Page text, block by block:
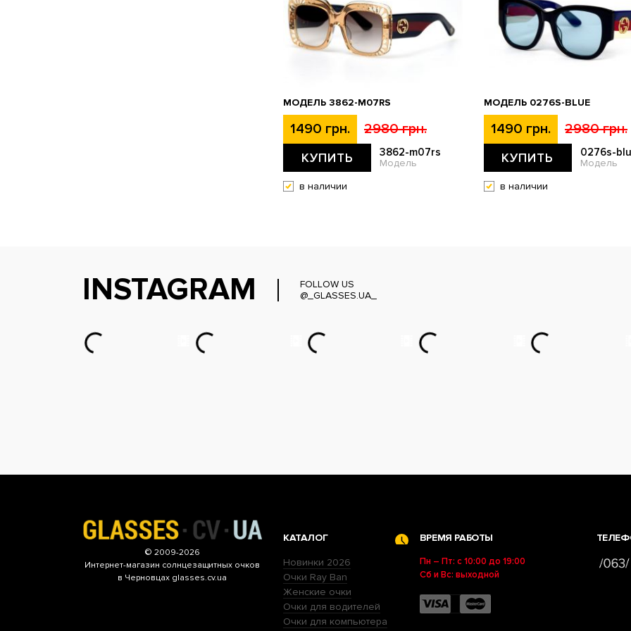
МОДЕЛЬ 3862-M07RS
1490 грн. 2980 грн.
КУПИТЬ 3862-m07rs
Модель
в наличии
МОДЕЛЬ 0276S-BLUE
1490 грн. 2980 грн.
КУПИТЬ 0276s-
Модель
в наличии
INSTAGRAM
FOLLOW US
@_GLASSES.UA_
© 2009-2026
Интернет-магазин солнцезащитных очков
в Черновцах glasses.cv.ua
КАТАЛОГ
Новинки 2026
Очки Ray Ban
Женские очки
Очки для водителей
Очки для компьютера
ВРЕМЯ РАБОТЫ
Пн – Пт: с 10:00 до 19:00
Сб и Вс: выходной